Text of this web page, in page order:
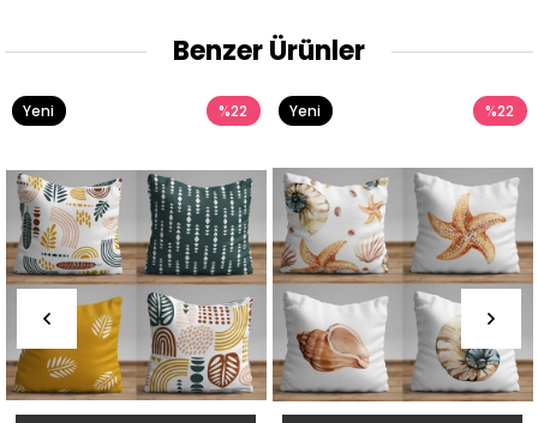
Benzer Ürünler
%22
Yeni
%22
Yeni